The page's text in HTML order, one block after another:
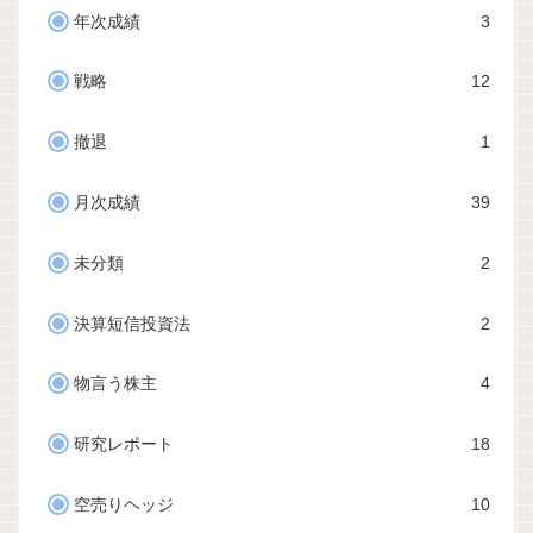
年次成績 3
戦略 12
撤退 1
月次成績 39
未分類 2
決算短信投資法 2
物言う株主 4
研究レポート 18
空売りヘッジ 10